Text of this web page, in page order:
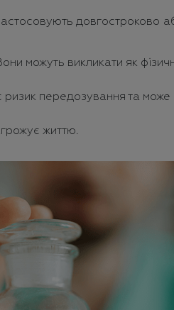
довгостроково
можуть викликати як
передозування та може
життю.